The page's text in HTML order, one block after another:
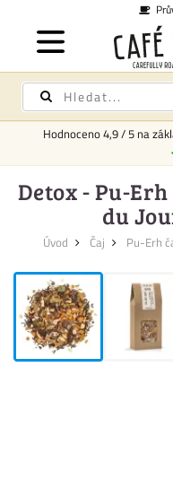
Hodnoceno4,9/5 na
Detox - Pu-
du
Úvod Čaj Pu-Erh